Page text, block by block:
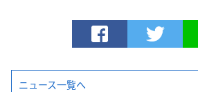
ニュース一覧へ